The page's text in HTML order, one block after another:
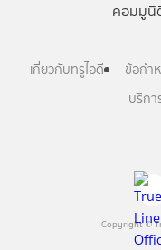
Copyright ©
คอมมูนิ
เกี่ยวกับทรูไอดี ข้อกำ
บริกา